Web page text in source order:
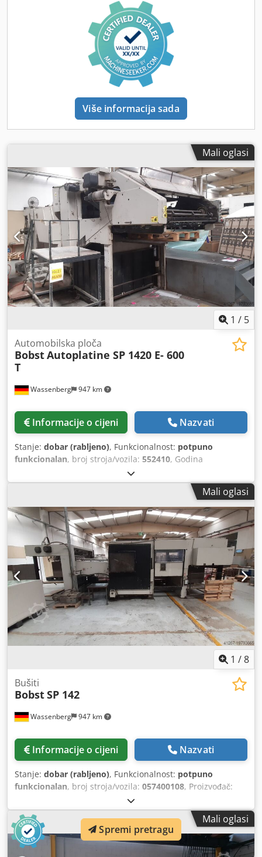
Više informacija sada
Mali oglasi
1 / 5
Wassenberg 947 km
Automobilska ploča
BobstAutoplatine SP 1420 E- 600
T
Informacije o cijeni Nazvati
Stanje: dobar (rabljeno), Funkcionalnost: potpuno
funkcionalan, broj stroja/vozila: 552410, Godina
, Proizvođač: Bobst, Švicarska Model:
Autoplatine SP 1420 E – 600 T Tip: Stroj za štancanje /
Autoplatina Djdpfx Acsw Rb Ezjrskr Godina proizvodnje:
1974 Broj stroja: 552410 Tehnički podaci: - Maksimalni
format arka: 1420 x 1020 mm - Minimalni format arka: 700
x 500 mm - Brzina: do 4.500 araka/sat - Priključak na struju:
380 V, 50 Hz Posebnosti: - Robusna konstrukcija za karton i
valoviti karton - Automatska štanca s pločama - Ukladač i
izlagač za slaganje - Mehaničko upravljanje s upravljačkom
pločom - Dokazana švicarska kvaliteta
Mali oglasi
1 /8
Wassenberg 947 km
Bušiti
BobstSP 142
Informacije o cijeni Nazvati
Stanje: dobar (rabljeno), Funkcionalnost: potpuno
funkcionalan, broj stroja/vozila: 057400108, Proizvođač:
Bobst, Švicarska Model: SP 142 Vrsta stroja: Stroj za
štancanje Tip stroja: Autoplatina Godina proizvodnje: ---
(nije navedeno) Broj stroja: 057400108 Tehnički podaci: -
Maks. format arka: 1420 x 1020 mm - Min. format arka: 700
x 500 mm - Brzina: do 4.500 araka/sat (ovisno o seriji) -
Mali oglasi
Spremi pretragu